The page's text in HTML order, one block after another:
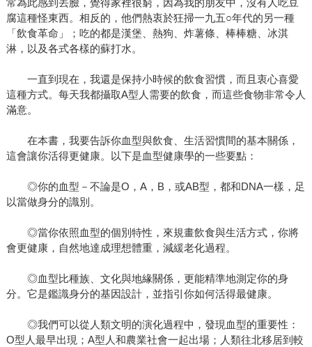
常為此感到丟臉，覺得家裡很窮，因為我的朋友中，沒有人吃豆
腐這種怪東西。相反的，他們熱衷於狂掃一九五○年代的另一種
「飲食革命」；吃的都是漢堡、熱狗、炸薯條、棒棒糖、冰淇
淋，以及各式各樣的蘇打水。
一直到現在，我還是保持小時候的飲食習慣，而且衷心喜愛
這種方式。每天我都攝取A型人需要的飲食，而這些食物非常令人
滿意。
在本書，我要告訴你血型與飲食、生活習慣間的基本關係，
這會讓你活得更健康。以下是血型健康學的一些要點：
◎你的血型－不論是O，A，B，或AB型，都和DNA一樣，足
以當做身分的識別。
◎當你依照血型的個別特性，來規畫飲食與生活方式，你將
會更健康，自然地達成理想體重，減緩老化過程。
◎血型比種族、文化與地緣關係，更能精準地測定你的身
分。它是鑑識身分的基因設計，並指引你如何活得最健康。
◎我們可以從人類文明的演化過程中，發現血型的重要性：
O型人最早出現；A型人和農業社會一起出場；人類往北移居到較